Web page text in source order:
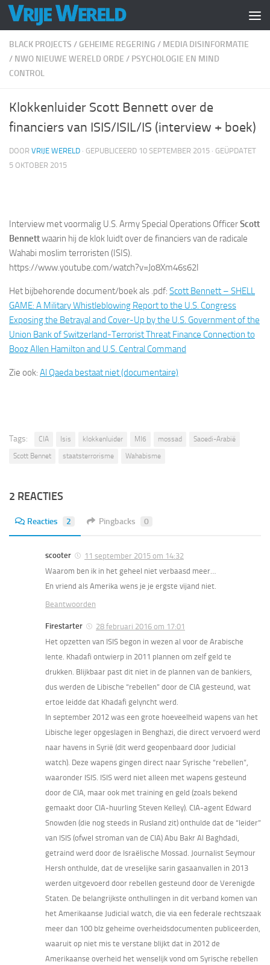
Doorgaan naar inhoud
BLACK PROJECTS / GEHEIME REGERING / MEDIA DISINFORMATIE
/ NWO NIEUWE WERELD ORDE / PSYCHOLOGIE EN MIND
CONTROL
Klokkenluider Scott Bennett over de
financiers van ISIS/ISIL/IS (interview + boek)
DOOR VRIJE WERELD · GEPUBLICEERD 10 SEPTEMBER 2015 · GEÜPDATET
5 OKTOBER 2015
Interview met voormalig U.S. Army Special Operations OfficerScott
Bennettwaarin hij de klok luidt over de financiers van de radicale
Wahabi moslim terroristen (ISIS).
https://www.youtube.com/watch?v=Jo8Xm46s62I
Het bijbehorende document/boek als .pdf: Scott Bennett – SHELL
GAME: A Military Whistleblowing Report to the U.S. Congress
Exposing the Betrayal and Cover-Up by the U.S. Government of the
Union Bank of Switzerland-Terrorist Threat Finance Connection to
Booz Allen Hamilton and U.S. Central Command
Zie ook: Al Qaeda bestaat niet (documentaire)
Tags: CIA Isis klokkenluider MI6 mossad
Saoedi-Arabië
Scott Bennet
staatsterrorisme Wahabisme
2 REACTIES
Reacties 2 Pingbacks 0
scooter
11 september 2015 om 14:32
Waarom ben ik in het geheel niet verbaasd meer…
En vriend als Amerika wens je je ergste vijand niet.
Beantwoorden
Firestarter
28 februari 2016 om 17:01
Het opzetten van ISIS begon in wezen al voor de Arabische
lente. Khadafi ontwierp in 2011 plannen om zelf geld te
drukken. Blijkbaar past dit niet in de plannen van de bankiers,
dus werden de Libische “rebellen” door de CIA gesteund, wat
ertoe leidde dat Khadafi gelyncht werd.
In september 2012 was een grote hoeveelheid wapens van het
Libische leger opgeslagen in Benghazi, die direct vervoerd werd
naar havens in Syrië (dit werd geopenbaard door Judicial
watch). Deze wapens gingen direct naar Syrische “rebellen”,
waaronder ISIS. ISIS werd niet alleen met wapens gesteund
door de CIA, maar ook met training en geld (zoals bekend
gemaakt door CIA-huurling Steven Kelley). CIA-agent Edward
Snowden (die nog steeds in Rusland zit) onthulde dat de “leider”
van ISIS (ofwel stroman van de CIA) Abu Bakr Al Baghdadi,
getraind werd door de Israëlische Mossad. Journalist Seymour
Hersh onthulde, dat de vreselijke sarin gasaanvallen in 2013
werden uitgevoerd door rebellen gesteund door de Verenigde
Staten. De belangrijkste onthullingen in dit verband komen van
het Amerikaanse Judicial watch, die via een federale rechtszaak
meer dan 100 blz geheime overheidsdocumenten publiceerden,
waaruit op niet mis te verstane blijkt dat in 2012 de
Amerikaanse overheid het wenselijk vond om Syrische rebellen